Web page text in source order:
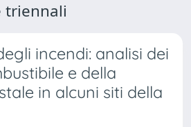
triennali
incendi: analisi dei
e della
in alcuni siti della